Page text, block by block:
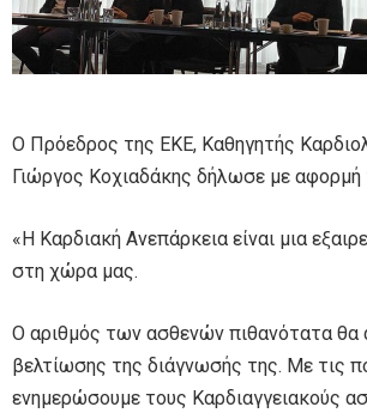
Ο Πρόεδρος της ΕΚΕ, Καθηγητής
Γιώργος Κοχιαδάκης δήλωσε με αφορμή
«Η Καρδιακή Ανεπάρκεια είναι μια
στη χώρα μας.
Ο αριθμός των ασθενών πιθανότατα θα
βελτίωσης της διάγνωσής της. Με τις
ενημερώσουμε τους Καρδιαγγειακούς